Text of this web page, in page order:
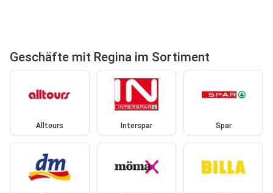
Geschäfte mit Regina im Sortiment
Alltours Interspar Spar